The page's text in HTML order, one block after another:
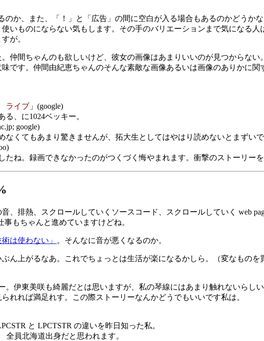
か、また、「！」と「広告」の間に空白が入る場合もあるのかどうかな
いものにならない気もします。その手のバリエーションまで気になる人
が。
仲間ちゃんのも欲しいけど、彼女の画像はあまりいいのが見つからな
です。仲間由紀恵ちゃんのそんな素敵な画像あるいは画像のありかに
イブ 」(google)
、に1024ベッキー。
google)
くてもあまり驚きませんが、拓大生としてはやはり読めないとまずいで
ね。録画できなかったのがつくづく悔やまれます。衝撃のストーリー
、排熱、スクロールしていくソースコード、スクロールしていく web
もちゃんと進めていますけどね。
は使わない」 。そんなに音が悪くなるのか。
ん上がるなあ。これでちょっとは生活が楽になるかしら。（変なもの
。伊東美咲も綺麗だとは思いますが、私の琴線にはあまり触れないら
れれば満足れす。この際ストーリーなんかどうでもいいです私は。
と LPCTSTR の違いを昨日知った私。
全員北海道出身だと思われます。